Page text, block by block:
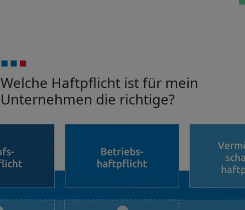
Welche Haftpflicht ist für mein
Unternehmen die richtige?